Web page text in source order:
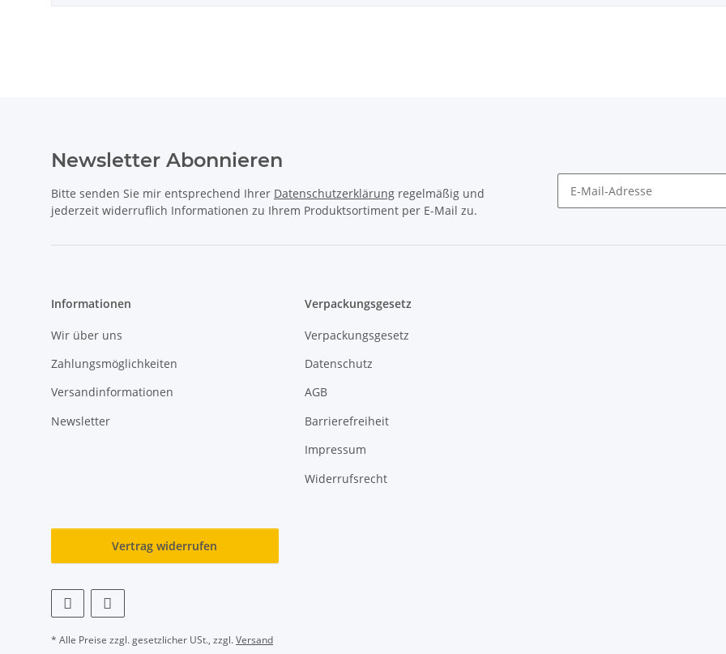
Newsletter Abonnieren
Bitte senden Sie mir entsprechend Ihrer Datenschutzerklärung regelmäßig und
jederzeit widerruflich Informationen zu Ihrem Produktsortiment per E-Mail zu.
Informationen
Wir über uns
Zahlungsmöglichkeiten
Versandinformationen
Newsletter
Verpackungsgesetz
Verpackungsgesetz
Datenschutz
AGB
Barrierefreiheit
Impressum
Widerrufsrecht
Vertrag widerrufen
* Alle Preise zzgl. gesetzlicher USt., zzgl.Versand